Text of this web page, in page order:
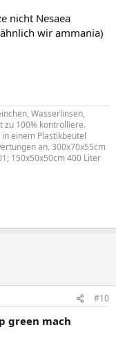
nicht Nesaea
wir ammania)
Wasserlinsen,
zu 100% kontrolliere.
einem Plastikbeutel
an. 300x70x55cm
150x50x50cm 400 Liter
#10
green mach